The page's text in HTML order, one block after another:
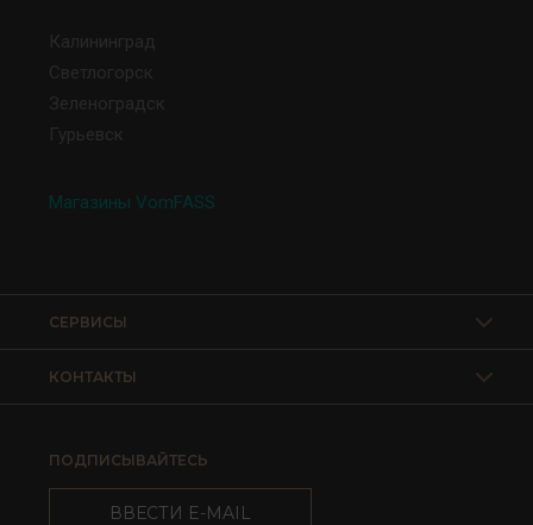
Калининград
Светлогорск
Зеленоградск
Гурьевск
Магазины VomFASS
КОНТАКТЫ
СЕРВИСЫ
ПОДПИСЫВАЙТЕСЬ
ВВЕСТИ E-MAIL